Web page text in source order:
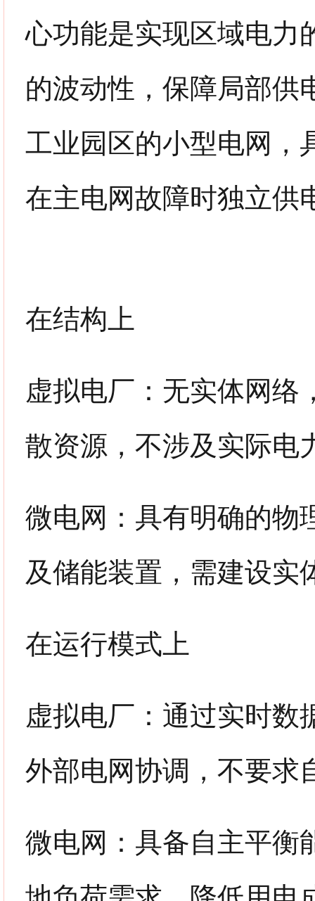
心功能是实现区域电力
的波动性，保障局部供
工业园区的小型电网，
在主电网故障时独立供
在结构上
虚拟电厂： 无实体网络
散资源，不涉及实际电
微电网： 具有明确的物
及储能装置，需建设实
在运行模式上
虚拟电厂：通过实时数
外部电网协调，不要求
微电网：具备自主平衡